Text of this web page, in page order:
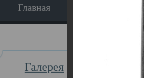
Главная
Галерея